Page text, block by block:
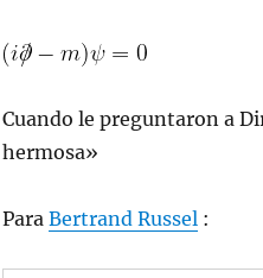
Cuando le preguntaron a
hermosa»
Para Bertrand Russel: